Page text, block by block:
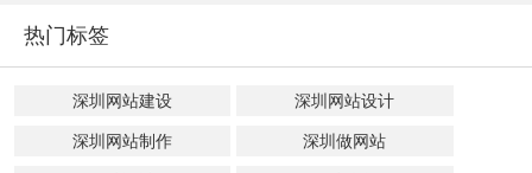
热门标签
深圳网站建设 深圳网站设计
深圳网站制作 深圳做网站